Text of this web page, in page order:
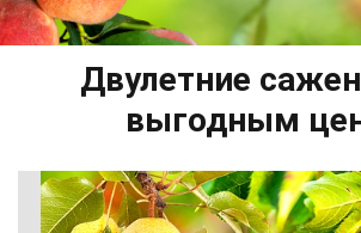
Двулетние
выгодным